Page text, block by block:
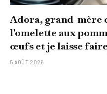
Adora, grand-mère
l'omelette aux
œufs et je laisse
5 AOÛT 2026